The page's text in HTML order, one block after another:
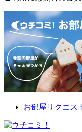
お部屋リクエス